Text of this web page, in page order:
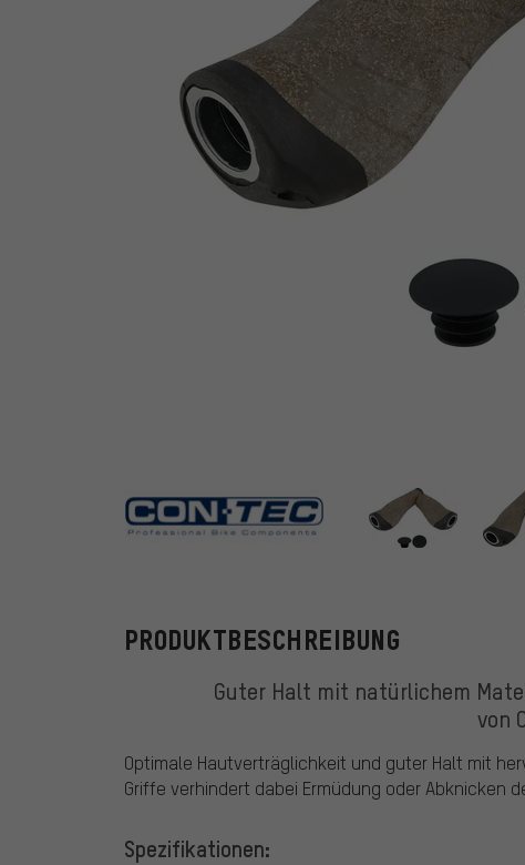
CONTEC
PRODUKTBESCHREIBUNG
Guter Halt mit natürlichem
von
Optimale Hautverträglichkeit und guter Halt mit
Griffe verhindert dabei Ermüdung oder Abknicken
Spezifikationen: